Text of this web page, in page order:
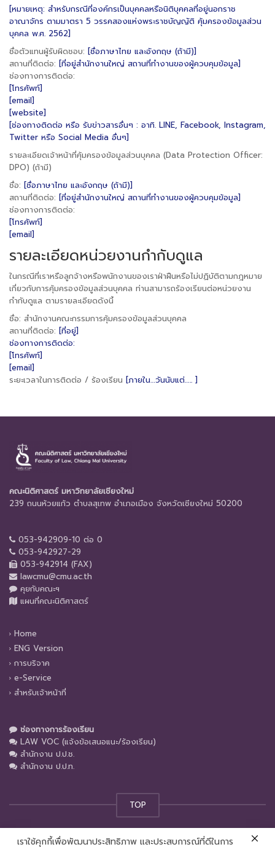
[หมายเหตุ: สำหรับกรณีที่องค์กรเป็นบุคคลหรือนิติบุคคลที่อยู่นอกราช
อาณาจักร ตามมาตรา 5 วรรคสองแห่งพระราชบัญญัติ คุ้มครองข้อมูลส่วน
บุคคล พ.ศ. 2562]
ชื่อตัวแทนผู้รับผิดชอบ: [ชื่อภาษาไทย และอังกฤษ (ถ้ามี)]
สถานที่ติดต่อ: [ที่อยู่สำนักงานใหญ่ สถานที่ทำงานของผู้ควบคุมข้อมูล]
ช่องทางการติดต่อ:
[โทรศัพท์]
[email]
[website]
[ช่องทางติดต่อ หรือ รับข่าวสารอื่นๆ : อาทิ. LINE, Facebook, Instagram,
Twitter หรือ Social Media อื่นๆ]
รายละเอียดเจ้าหน้าที่คุ้มครองข้อมูลส่วนบุคคล (Data Protection Officer:
DPO) (ถ้ามี)
ชื่อ: [ชื่อภาษาไทย และอังกฤษ (ถ้ามี)]
สถานที่ติดต่อ: [ที่อยู่สำนักงานใหญ่ สถานที่ทำงานของผู้ควบคุมข้อมูล]
ช่องทางการติดต่อ:
[โทรศัพท์]
[email]
รายละเอียดหน่วยงานกำกับดูแล
ในกรณีที่เราหรือลูกจ้างหรือพนักงานของเราฝ่าฝืนหรือไม่ปฏิบัติตามกฎหมาย
เกี่ยวกับการคุ้มครองข้อมูลส่วนบุคคล ท่านสามารถร้องเรียนต่อหน่วยงาน
กำกับดูแล ตามรายละเอียดดังนี้
ชื่อ: สำนักงานคณะกรรมการคุ้มครองข้อมูลส่วนบุคคล
สถานที่ติดต่อ: [ที่อยู่]
ช่องทางการติดต่อ:
[โทรศัพท์]
[email]
ระยะเวลาในการติดต่อ / ร้องเรียน [ภายใน…วันนับแต่….. ]
คณะนิติศาสตร์ มหาวิทยาลัยเชียงใหม่
239 ถนนห้วยแก้ว ตำบลสุเทพ อำเภอเมือง จังหวัดเชียงใหม่ 50200
053-942909-10 ต่อ 0
053-942927-29
053-942914 (FAX)
lawcmu@cmu.ac.th
คุยกับคณะฯ
แผนที่คณะนิติศาสตร์
Home
ENG Version
การบริจาค
e-Service
สำหรับเจ้าหน้าที่
ช่องทางการร้องเรียน
LAW VOC (แจ้งข้อเสนอแนะ/ร้องเรียน)
สำนักงาน ป.ป.ช.
สำนักงาน ป.ป.ท.
TOP
เราใช้คุกกี้เพื่อพัฒนาประสิทธิภาพ และประสบการณ์ที่ดีในการ